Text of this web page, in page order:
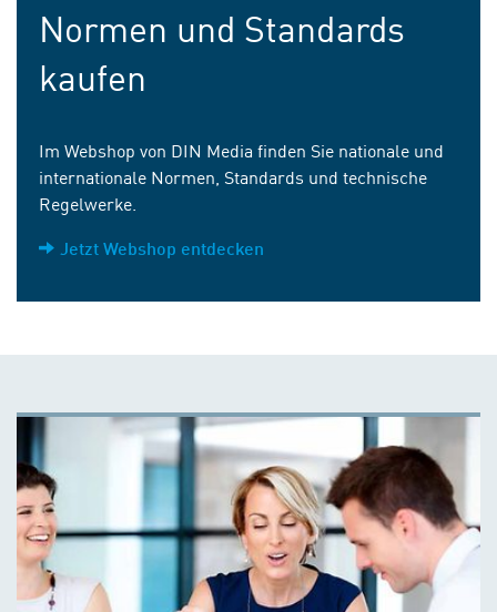
Normen und Standards
kaufen
Im Webshop von DIN Media finden Sie nationale und
internationale Normen, Standards und technische
Regelwerke.
Jetzt Webshop entdecken